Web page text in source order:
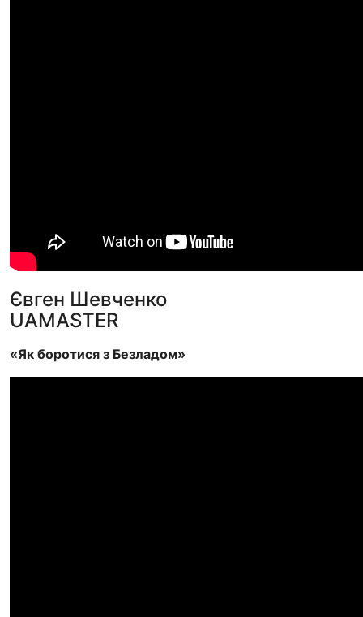
Євген Шевченко
UAMASTER
«Як боротися з Безладом»